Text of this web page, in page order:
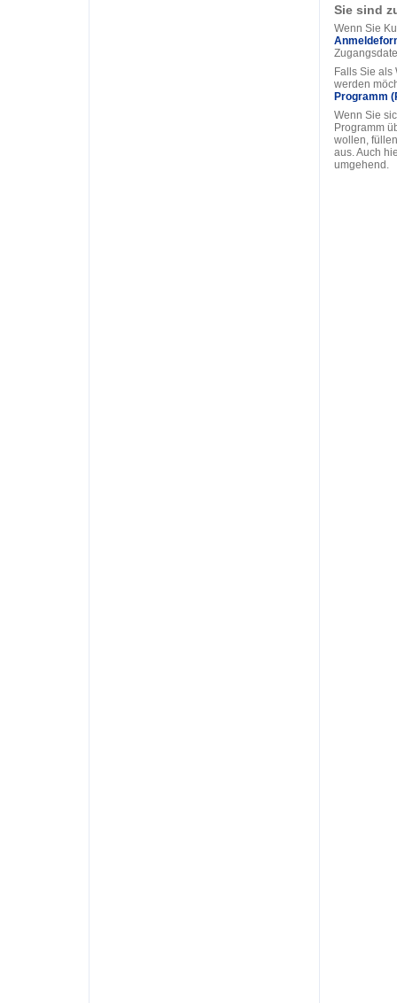
Sie sind
Wenn Sie
Falls Sie als
werden
Programm
Wenn Sie
Programm
wollen,
aus. Auch
umgehend.